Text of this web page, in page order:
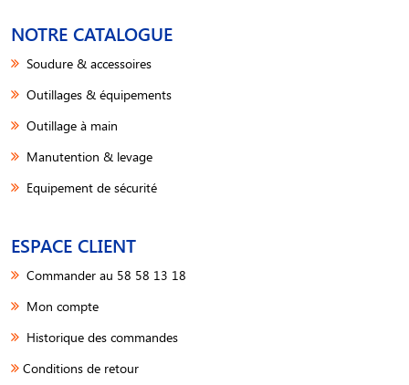
NOTRE CATALOGUE
Soudure & accessoires
Outillages & équipements
Outillage à main
Manutention & levage
Equipement de sécurité
ESPACE CLIENT
Commander au 58 58 13 18
Mon compte
Historique des commandes
Conditions de retour